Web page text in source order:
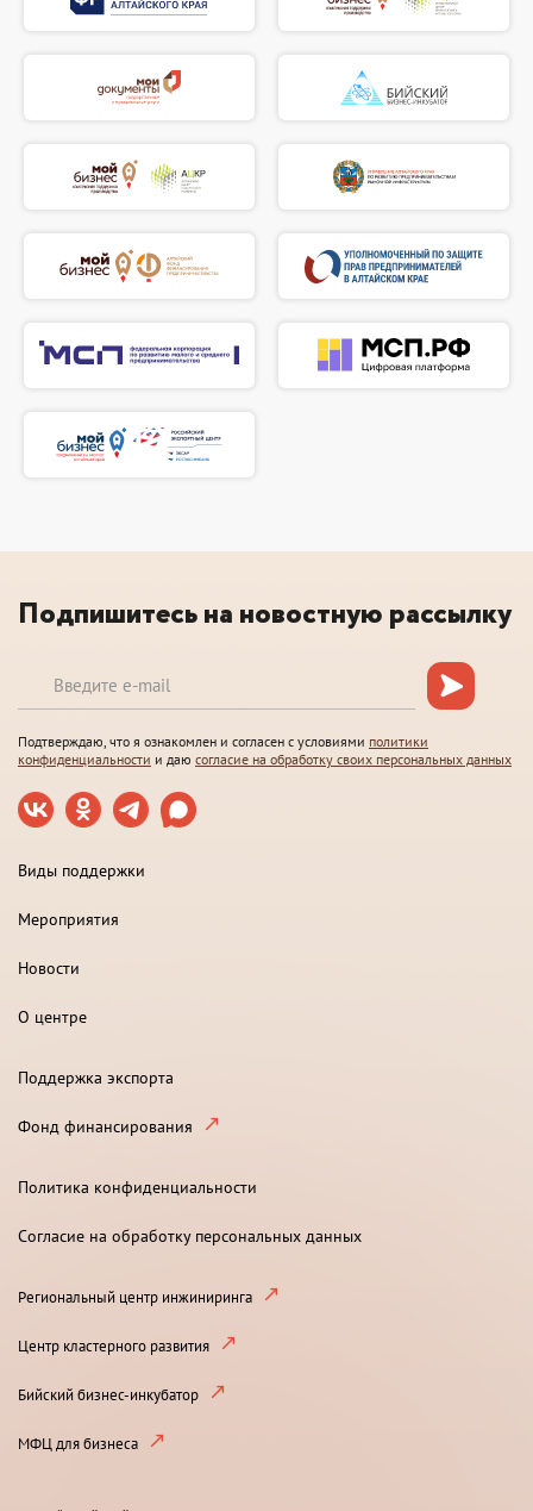
Подпишитесь на новостную рассылку
Подтверждаю, что я ознакомлен и согласен с условиями политики
конфиденциальности и даю согласие на обработку своих персональных данных
Виды поддержки
Мероприятия
Новости
О центре
Поддержка экспорта
Фонд финансирования
Политика конфиденциальности
Согласие на обработку персональных данных
Региональный центр инжиниринга
Центр кластерного развития
Бийский бизнес-инкубатор
МФЦ для бизнеса